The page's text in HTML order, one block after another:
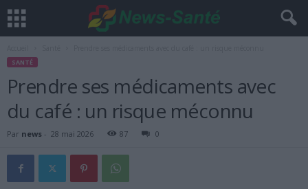
SANTÉ
Prendre ses médicaments avec
du café : un risque méconnu
Par news - 28 mai 2026 87 0